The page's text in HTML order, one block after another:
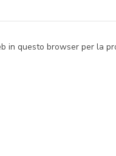
in questo browser per la